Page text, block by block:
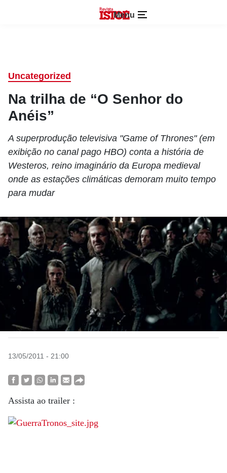
Menu
Uncategorized
Na trilha de “O Senhor do
Anéis”
A superprodução televisiva "Game of Thrones" (em
exibição no canal pago HBO) conta a história de
Westeros, reino imaginário da Europa medieval
onde as estações climáticas demoram muito tempo
para mudar
13/05/2011 - 21:00
Assista ao trailer :